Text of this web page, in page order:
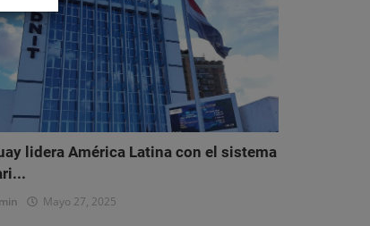
lidera América Latina con el sistema
Mayo 27, 2025